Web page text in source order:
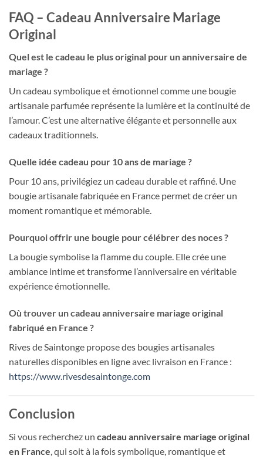
FAQ – Cadeau Anniversaire Mariage
Original
Quel est le cadeau le plus original pour un anniversaire de
mariage ?
Un cadeau symbolique et émotionnel comme une bougie
artisanale parfumée représente la lumière et la continuité de
l’amour. C’est une alternative élégante et personnelle aux
cadeaux traditionnels.
Quelle idée cadeau pour 10 ans de mariage ?
Pour 10 ans, privilégiez un cadeau durable et raffiné. Une
bougie artisanale fabriquée en France permet de créer un
moment romantique et mémorable.
Pourquoi offrir une bougie pour célébrer des noces ?
La bougie symbolise la flamme du couple. Elle crée une
ambiance intime et transforme l’anniversaire en véritable
expérience émotionnelle.
Où trouver un cadeau anniversaire mariage original
fabriqué en France ?
Rives de Saintonge propose des bougies artisanales
naturelles disponibles en ligne avec livraison en France :
https://www.rivesdesaintonge.com
Conclusion
Si vous recherchez un cadeau anniversaire mariage original
en France , qui soit à la fois symbolique, romantique et